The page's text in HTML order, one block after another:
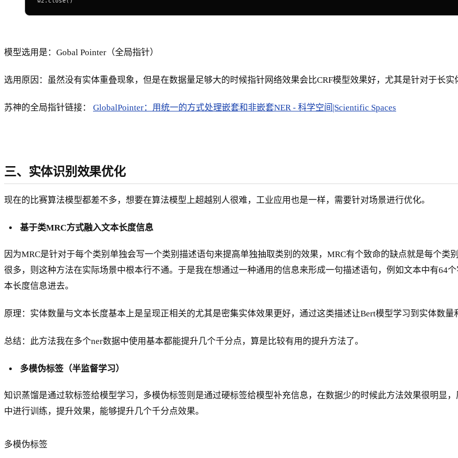
模型选用是：Gobal Pointer（全局指针）
选用原因：虽然没有实体重叠现象，但是在数据量足够大的时候指针网络效果会比CRF模型效果好，尤其是针对于长实
苏神的全局指针链接： GlobalPointer：用统一的方式处理嵌套和非嵌套NER - 科学空间|Scientific Spaces
三、实体识别效果优化
现在的比赛算法模型都差不多，想要在算法模型上超越别人很难，工业应用也是一样，需要针对场景进行优化。
基于类MRC方式融入文本长度信息
因为MRC是针对于每个类别单独会写一个类别描述语句来提高单独抽取类别的效果，MRC有个致命的缺点就是每个
很多，则这种方法在实际场景中根本行不通。于是我在想通过一种通用的信息来形成一句描述语句，例如文本中有64
本长度信息进去。
原理：实体数量与文本长度基本上是呈现正相关的尤其是密集实体效果更好，通过这类描述让Bert模型学习到实体数
总结：此方法我在多个ner数据中使用基本都能提升几个千分点，算是比较有用的提升方法了。
多模伪标签（半监督学习）
知识蒸馏是通过软标签给模型学习，多模伪标签则是通过硬标签给模型补充信息，在数据少的时候此方法效果很明显
中进行训练，提升效果，能够提升几个千分点效果。
多模伪标签